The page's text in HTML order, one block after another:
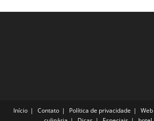
Se
Início Contato Política de privacidade